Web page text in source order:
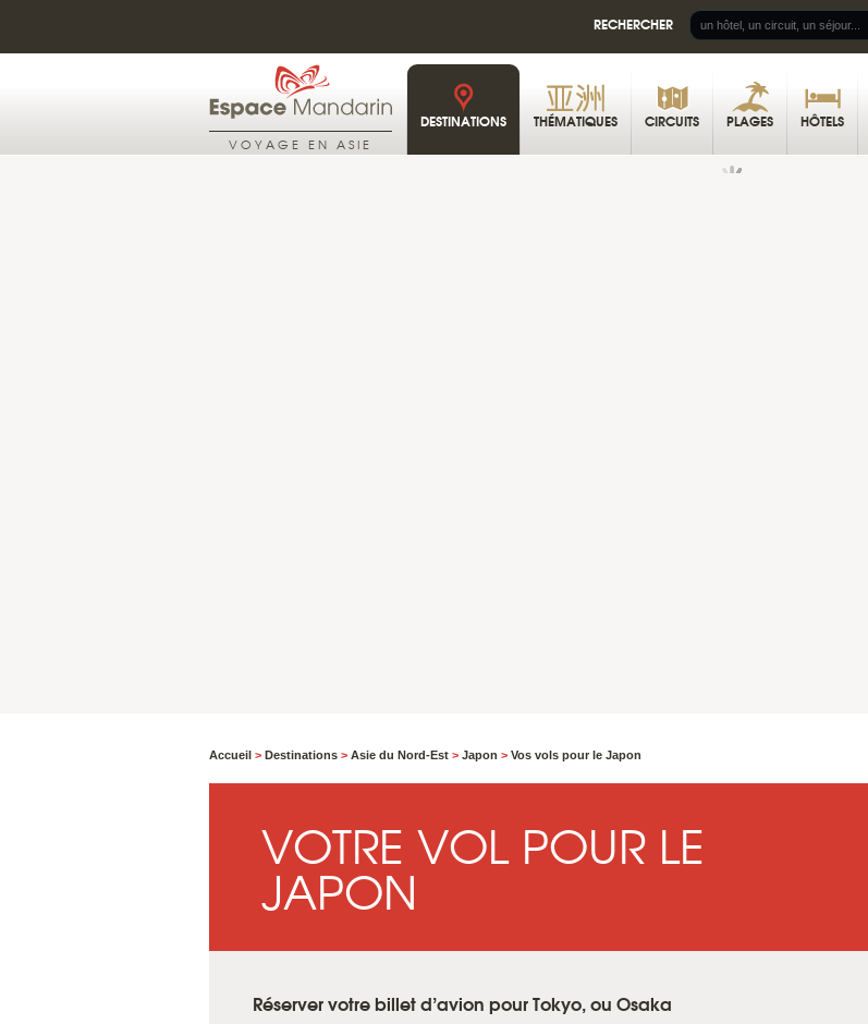
RECHERCHER
VOYAGE EN ASIE
DESTINATIONS THÉMATIQUES CIRCUITS PLAGES HÔTELS
14°C CIEL DÉGAGÉ
Accueil > Destinations > Asie du Nord-Est > Japon > Vos vols pour le Japon
VOTRE VOL POUR LE
JAPON
Réserver votre billet d’avion pour Tokyo, ou Osaka